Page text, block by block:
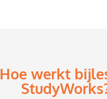
Hoe werkt